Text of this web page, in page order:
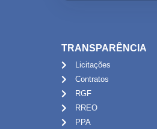
TRANSPARÊNCIA
Licitações
Contratos
RGF
RREO
PPA